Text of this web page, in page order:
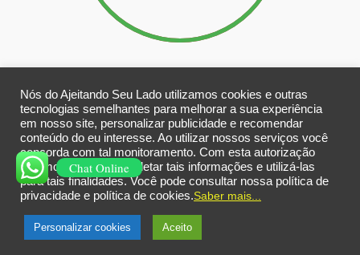
95.00
Clientes que já fizeram mais de um serviço conosco
|CNPJ 45.505.396.0001/67
Nós do Ajeitando Seu Lado utilizamos cookies e outras
tecnologias semelhantes para melhorar a sua experiência
em nosso site, personalizar publicidade e recomendar
conteúdo do eu interesse. Ao utilizar nossos serviços você
concorda com tal monitoramento. Com esta autorização
estamos aptos para coletar tais informações e utilizá-las
para tais finalidades. Você pode consultar nossa política de
privacidade e política de cookies.Saber mais...
Personalizar cookies Aceito
Chat Online